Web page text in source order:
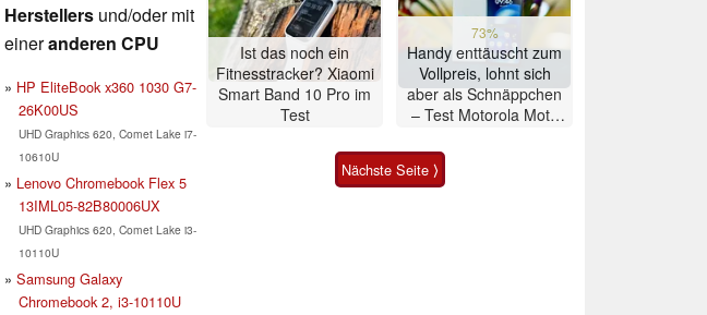
Herstellers und/oder mit
eineranderen CPU
HP EliteBook x360 1030 G7-
26K00US
UHD Graphics 620, Comet Lake i7-
10610U
Lenovo Chromebook Flex 5
13IML05-82B80006UX
UHD Graphics 620, Comet Lake i3-
10110U
Samsung Galaxy
Chromebook 2, i3-10110U
Ist das noch ein
Fitnesstracker? Xiaomi
Smart Band 10 Pro im
Test
73%
Handy enttäuscht zum
Vollpreis, lohnt sich
aber als Schnäppchen
– Test Motorola Moto
Nächste Seite ⟩